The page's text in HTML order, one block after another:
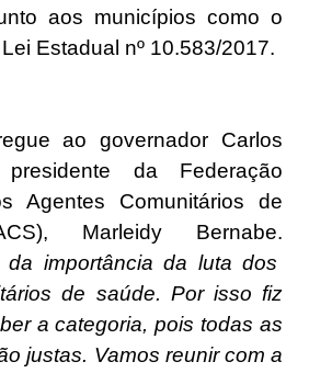
aos municípios como o
Estadual nº 10.583/2017.
ao governador Carlos
da Federação
Agentes Comunitários de
Marleidy Bernabe.
da importância da luta dos
de saúde. Por isso fiz
a categoria, pois todas as
justas. Vamos reunir com a